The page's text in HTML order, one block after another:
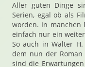
Aller guten Dinge
Serien, egal ob als
worden. In manchen
einfach nur ein
So auch in Walter H.
dem nun der Roman
sind die